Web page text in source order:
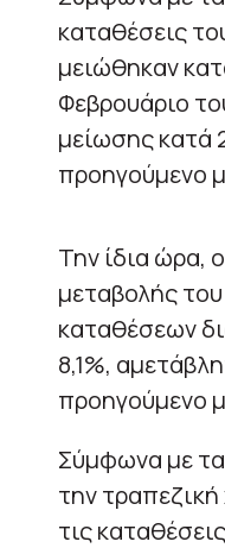
καταθέσεις
μειώθηκαν
Φεβρουάριο
μείωσης κατά
προηγούμενο
Την ίδια ώρα,
μεταβολής
καταθέσεων
8,1%,
προηγούμενο
Σύμφωνα με τα
την
τις